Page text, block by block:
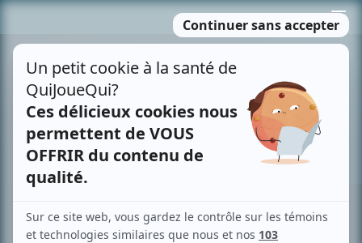
MENU
contenu
Recherche avancée »